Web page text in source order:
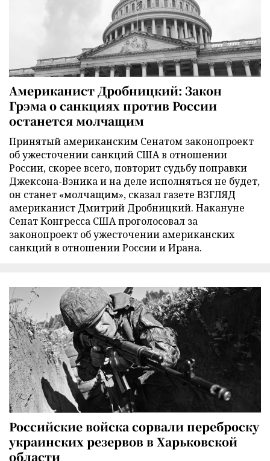
Американист Дробницкий: Закон
Грэма о санкциях против России
останется молчащим
Принятый американским Сенатом законопроект
об ужесточении санкций США в отношении
России, скорее всего, повторит судьбу поправки
Джексона-Вэника и на деле исполняться не будет,
он станет «молчащим», сказал газете ВЗГЛЯД
американист Дмитрий Дробницкий. Накануне
Сенат Конгресса США проголосовал за
законопроект об ужесточении американских
санкций в отношении России и Ирана.
Российские войска сорвали переброску
украинских резервов в Харьковской
области